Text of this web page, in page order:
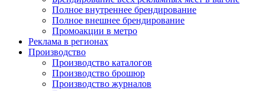
Полное внутреннее брендирование
Полное внешнее брендирование
Промоакции в метро
Реклама в регионах
Производство
Производство каталогов
Производство брошюр
Производство журналов